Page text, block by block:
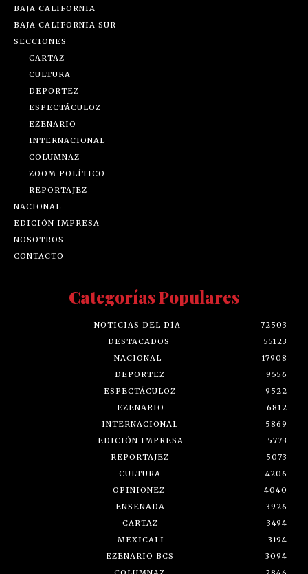
BAJA CALIFORNIA
BAJA CALIFORNIA SUR
SECCIONES
CARTAZ
CULTURA
DEPORTEZ
ESPECTÁCULOZ
EZENARIO
INTERNACIONAL
COLUMNAZ
ZOOM POLÍTICO
REPORTAJEZ
NACIONAL
EDICIÓN IMPRESA
NOSOTROS
CONTACTO
Categorías Populares
NOTICIAS DEL DÍA
72503
DESTACADOS
55123
NACIONAL
17908
DEPORTEZ
9556
ESPECTÁCULOZ
9522
EZENARIO
6812
INTERNACIONAL
5869
EDICIÓN IMPRESA
5773
REPORTAJEZ
5073
CULTURA
4206
OPINIONEZ
4040
ENSENADA
3926
CARTAZ
3494
MEXICALI
3194
EZENARIO BCS
3094